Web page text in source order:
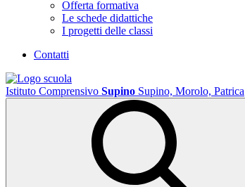
Offerta formativa
Le schede didattiche
I progetti delle classi
Contatti
Istituto Comprensivo Supino Supino, Morolo, Patrica